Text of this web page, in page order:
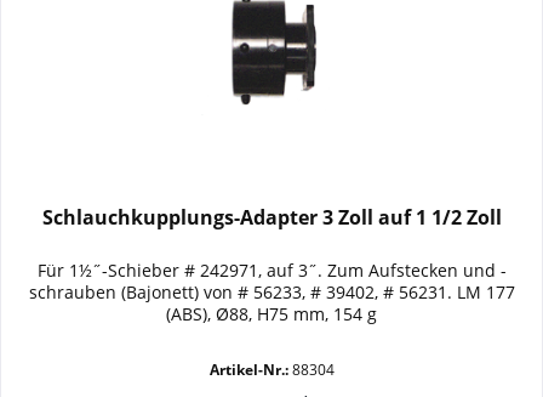
Schlauchkupplungs-Adapter 3 Zoll auf 1 1/2 Zoll
Für 1½˝-Schieber # 242971, auf 3˝. Zum Aufstecken und -
schrauben (Bajonett) von # 56233, # 39402, # 56231. LM 177
(ABS), Ø88, H75 mm, 154 g
Artikel-Nr.:88304